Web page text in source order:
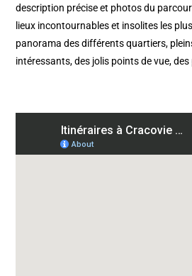
description précise et photos du
lieux incontournables et insolites les
panorama des différents quartiers,
intéressants, des jolis points de vue,